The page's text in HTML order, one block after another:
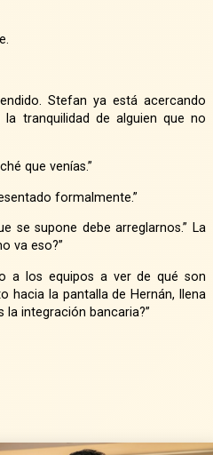
tranquilidad de alguien que no
que venías.”
formalmente.”
va eso?”
hacia la pantalla de Hernán, llena
la integración bancaria?”